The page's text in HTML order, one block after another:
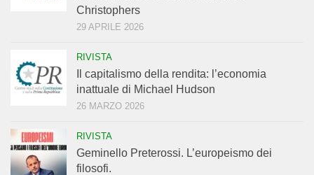
Christophers
29 APRILE 2026
RIVISTA
Il capitalismo della rendita: l’economia
inattuale di Michael Hudson
26 MARZO 2026
RIVISTA
Geminello Preterossi. L’europeismo dei
filosofi.